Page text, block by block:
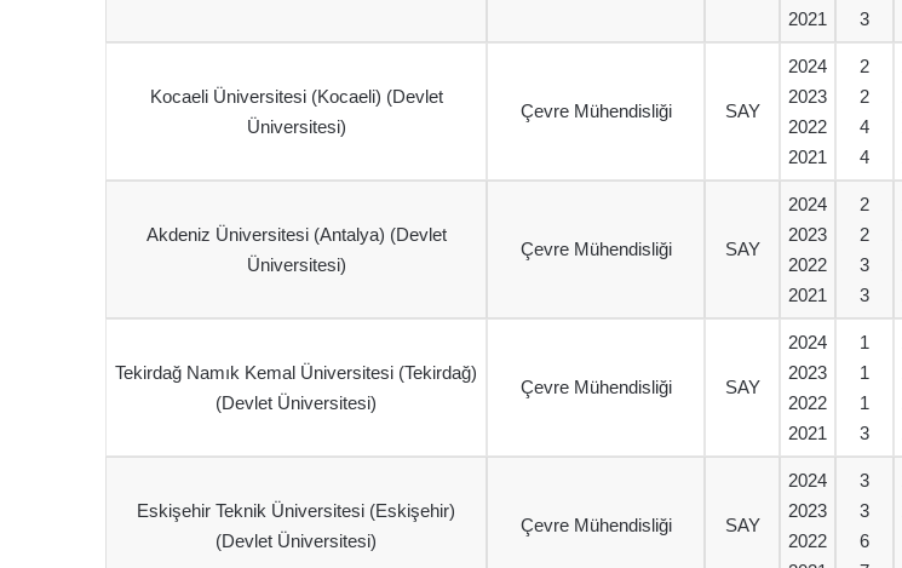
2021
3
Kocaeli Üniversitesi (Kocaeli) (Devlet
Üniversitesi)
Çevre Mühendisliği SAY
2024
2023
2022
2021
2
2
4
4
Akdeniz Üniversitesi (Antalya) (Devlet
Üniversitesi)
Çevre Mühendisliği SAY
2024
2023
2022
2021
2
2
3
3
Tekirdağ Namık Kemal Üniversitesi (Tekirdağ)
(Devlet Üniversitesi)
Çevre Mühendisliği SAY
2024
2023
2022
2021
1
1
1
3
Eskişehir Teknik Üniversitesi (Eskişehir)
(Devlet Üniversitesi)
Çevre Mühendisliği SAY
2024
2023
2022
3
3
6